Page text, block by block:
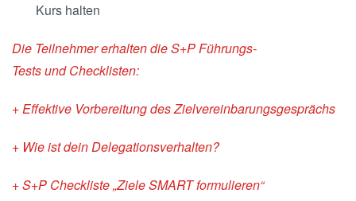
Kurs halten
Die Teilnehmer erhalten dieS+P Führungs-
TestsundChecklisten:
+ Effektive Vorbereitung des Zielvereinbarungsgesprächs
+ Wie ist dein Delegationsverhalten?
+ S+P Checkliste „Ziele SMART formulieren“